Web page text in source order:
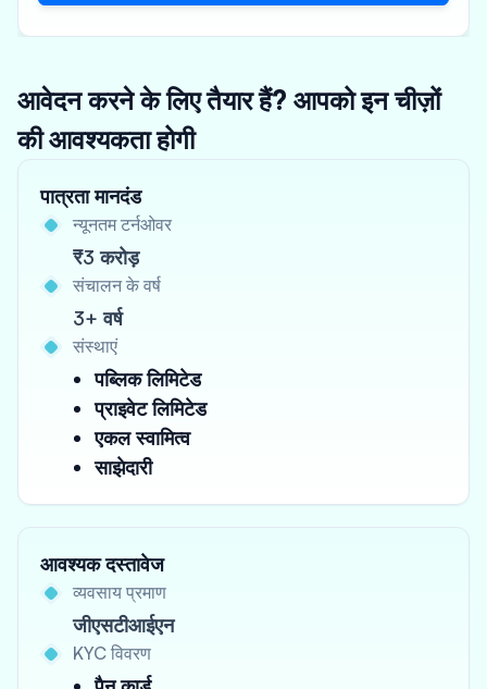
आवेदन करने के लिए तैयार हैं? आपको इन चीज़ों
की आवश्यकता होगी
पात्रता मानदंड
न्यूनतम टर्नओवर
₹3 करोड़
संचालन के वर्ष
3+ वर्ष
संस्थाएं
पब्लिक लिमिटेड
प्राइवेट लिमिटेड
एकल स्वामित्व
साझेदारी
आवश्यक दस्तावेज
व्यवसाय प्रमाण
जीएसटीआईएन
KYC विवरण